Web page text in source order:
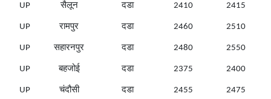
UP सैलून दडा 2410 2415
UP रामपुर दडा 2460 2510
UP सहारनपुर दडा 2480 2550
UP बहजोई दडा 2375 2400
UP चंदौसी दडा 2455 2475